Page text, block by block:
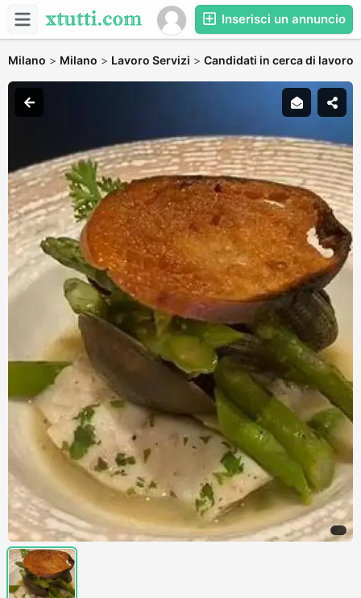
Inserisci un annuncio
Milano > Milano > Lavoro Servizi > Candidati in cerca di lavoro